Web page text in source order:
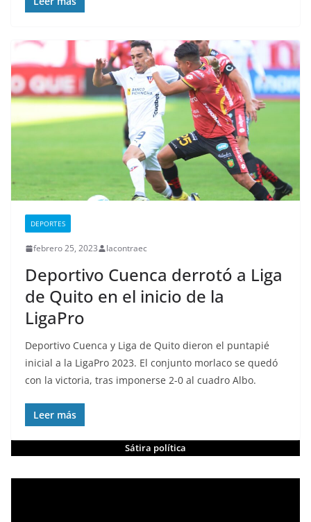
DEPORTES
febrero 25, 2023 lacontraec
Deportivo Cuenca derrotó a Liga
de Quito en el inicio de la
LigaPro
Deportivo Cuenca y Liga de Quito dieron el puntapié
inicial a la LigaPro 2023. El conjunto morlaco se quedó
con la victoria, tras imponerse 2-0 al cuadro Albo.
Leer más
Sátira política